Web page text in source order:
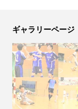
ギャラリーページ